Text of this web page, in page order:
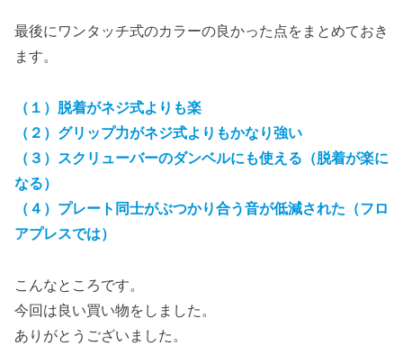
最後にワンタッチ式のカラーの良かった点をまとめておき
ます。
（１）脱着がネジ式よりも楽
（２）グリップ力がネジ式よりもかなり強い
（３）スクリューバーのダンベルにも使える（脱着が楽に
なる）
（４）プレート同士がぶつかり合う音が低減された（フロ
アプレスでは）
こんなところです。
今回は良い買い物をしました。
ありがとうございました。